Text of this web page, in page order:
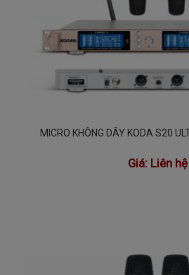
MICRO KHÔNG DÂY KODA S20
Giá: Liên hệ